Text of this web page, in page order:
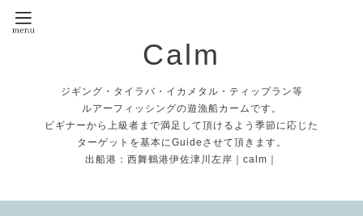
Calm
ジギング・タイラバ・イカメタル・ティップラン等
ルアーフィッシングの遊漁船カームです。
ビギナーから上級者まで満足して頂けるよう季節に応じた
ターゲットを基本にGuideさせて頂きます。
出船港：西舞鶴港伊佐津川左岸｜calm｜